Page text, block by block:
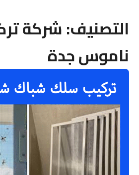
التصنيف:شركة
ناموس جدة